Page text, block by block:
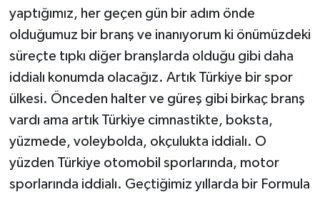
yaptığımız, her geçen gün bir adım önde
olduğumuz bir branş ve inanıyorum ki önümüzdeki
süreçte tıpkı diğer branşlarda olduğu gibi daha
iddialı konumda olacağız. Artık Türkiye bir spor
ülkesi. Önceden halter ve güreş gibi birkaç branş
vardı ama artık Türkiye cimnastikte, boksta,
yüzmede, voleybolda, okçulukta iddialı. O
yüzden Türkiye otomobil sporlarında, motor
sporlarında iddialı. Geçtiğimiz yıllarda bir Formula